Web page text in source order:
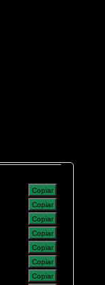
#000; border-
Copiar
Copiar
Copiar
Copiar
Copiar
Copiar
Copiar